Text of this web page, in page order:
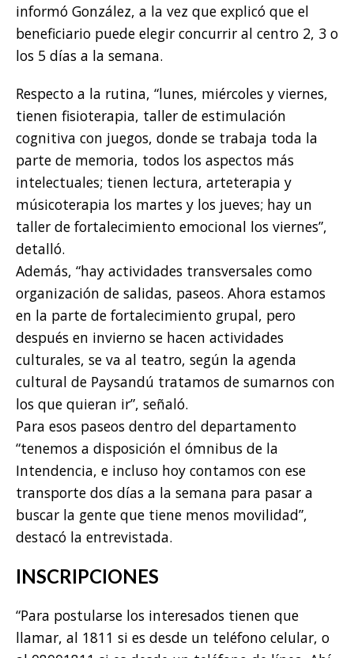
informó González, a la vez que explicó que el
beneficiario puede elegir concurrir al centro 2, 3 o
los 5 días a la semana.
Respecto a la rutina, “lunes, miércoles y viernes,
tienen fisioterapia, taller de estimulación
cognitiva con juegos, donde se trabaja toda la
parte de memoria, todos los aspectos más
intelectuales; tienen lectura, arteterapia y
músicoterapia los martes y los jueves; hay un
taller de fortalecimiento emocional los viernes”,
detalló.
Además, “hay actividades transversales como
organización de salidas, paseos. Ahora estamos
en la parte de fortalecimiento grupal, pero
después en invierno se hacen actividades
culturales, se va al teatro, según la agenda
cultural de Paysandú tratamos de sumarnos con
los que quieran ir”, señaló.
Para esos paseos dentro del departamento
“tenemos a disposición el ómnibus de la
Intendencia, e incluso hoy contamos con ese
transporte dos días a la semana para pasar a
buscar la gente que tiene menos movilidad”,
destacó la entrevistada.
INSCRIPCIONES
“Para postularse los interesados tienen que
llamar, al 1811 si es desde un teléfono celular, o